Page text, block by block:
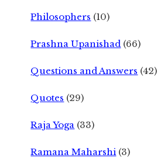
Philosophers (10)
Prashna Upanishad (66)
Questions and Answers (42)
Quotes (29)
Raja Yoga (33)
Ramana Maharshi (3)